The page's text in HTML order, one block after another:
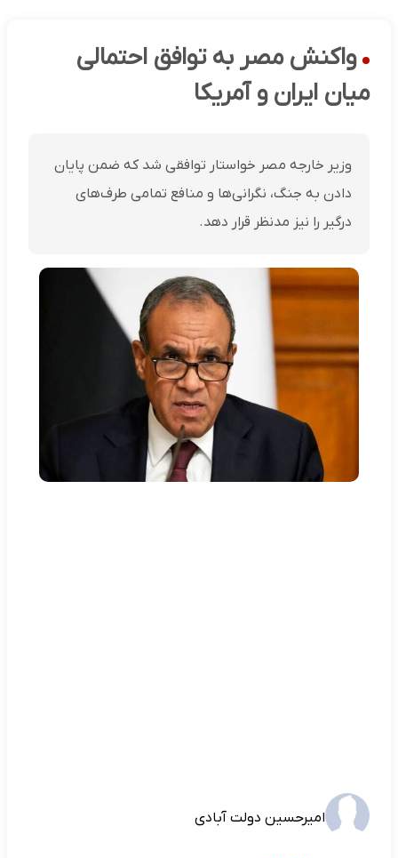
واکنش مصر به توافق احتمالی
میان ایران و آمریکا
وزیر خارجه مصر خواستار توافقی شد که ضمن پایان
دادن به جنگ، نگرانی‌ها و منافع تمامی طرف‌های
درگیر را نیز مدنظر قرار دهد.
امیرحسین دولت آبادی